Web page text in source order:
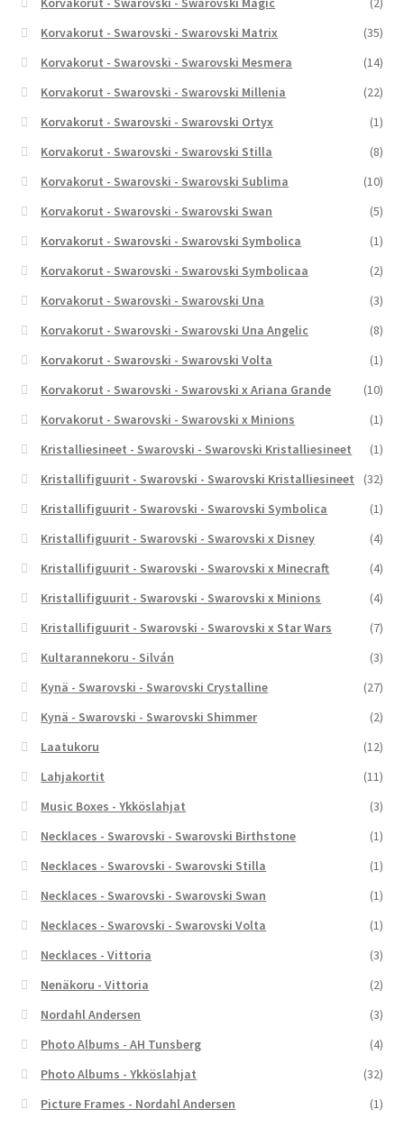
Korvakorut - Swarovski - Swarovski Matrix
(35)
Korvakorut - Swarovski - Swarovski Mesmera
(14)
Korvakorut - Swarovski - Swarovski Millenia
(22)
Korvakorut - Swarovski - Swarovski Ortyx
(1)
Korvakorut - Swarovski - Swarovski Stilla
(8)
Korvakorut - Swarovski - Swarovski Sublima
(10)
Korvakorut - Swarovski - Swarovski Swan
(5)
Korvakorut - Swarovski - Swarovski Symbolica
(1)
Korvakorut - Swarovski - Swarovski Symbolicaa
(2)
Korvakorut - Swarovski - Swarovski Una
(3)
Korvakorut - Swarovski - Swarovski Una Angelic
(8)
Korvakorut - Swarovski - Swarovski Volta
(1)
Korvakorut - Swarovski - Swarovski x Ariana Grande
(10)
Korvakorut - Swarovski - Swarovski x Minions
(1)
Kristalliesineet - Swarovski - Swarovski Kristalliesineet
(1)
Kristallifiguurit - Swarovski - Swarovski Kristalliesineet
(32)
Kristallifiguurit - Swarovski - Swarovski Symbolica
(1)
Kristallifiguurit - Swarovski - Swarovski x Disney
(4)
Kristallifiguurit - Swarovski - Swarovski x Minecraft
(4)
Kristallifiguurit - Swarovski - Swarovski x Minions
(4)
Kristallifiguurit - Swarovski - Swarovski x Star Wars
(7)
Kultarannekoru - Silván
(3)
Kynä - Swarovski - Swarovski Crystalline
(27)
Kynä - Swarovski - Swarovski Shimmer
(2)
Laatukoru
(12)
Lahjakortit
(11)
Music Boxes - Ykköslahjat
(3)
Necklaces - Swarovski - Swarovski Birthstone
(1)
Necklaces - Swarovski - Swarovski Stilla
(1)
Necklaces - Swarovski - Swarovski Swan
(1)
Necklaces - Swarovski - Swarovski Volta
(1)
Necklaces - Vittoria
(3)
Nenäkoru - Vittoria
(2)
Nordahl Andersen
(3)
Photo Albums - AH Tunsberg
(4)
Photo Albums - Ykköslahjat
(32)
Picture Frames - Nordahl Andersen
(1)